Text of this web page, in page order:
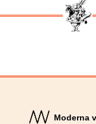
Moderna